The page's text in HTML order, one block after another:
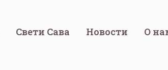
Свети Сава Новости О